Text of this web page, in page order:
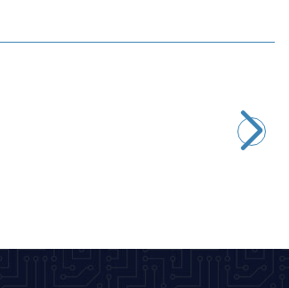
1mm NPN NO Endüktif Mesafe Sensörü